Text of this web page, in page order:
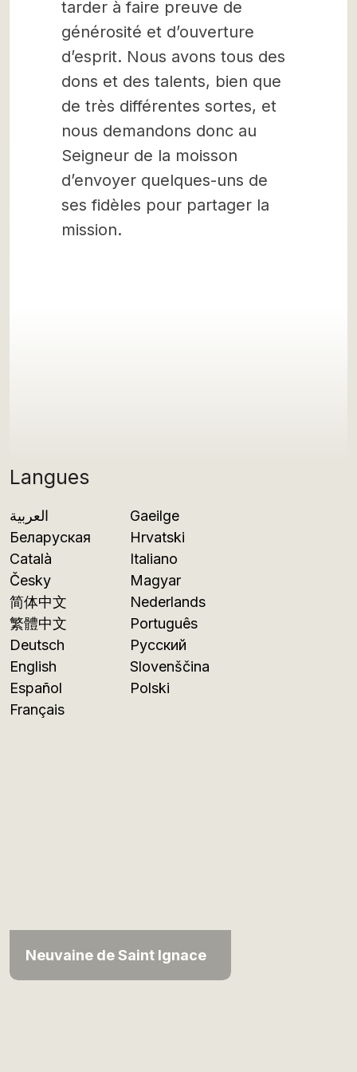
Langues
العربية
Беларуская
Català
Česky
简体中文
繁體中文
Deutsch
English
Español
Français
Gaeilge
Hrvatski
Italiano
Magyar
Nederlands
Português
Русский
Slovenščina
Polski
Neuvaine de Saint Ignace
tarder à faire preuve de
générosité et d’ouverture
d’esprit. Nous avons tous des
dons et des talents, bien que
de très différentes sortes, et
nous demandons donc au
Seigneur de la moisson
d’envoyer quelques-uns de
ses fidèles pour partager la
mission.